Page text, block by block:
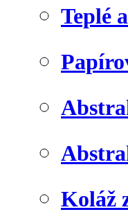
Teplé
Koláž